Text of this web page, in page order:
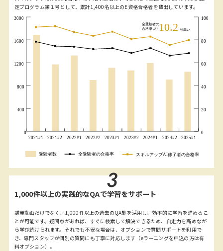
定プログラム第１号として、累計1,400名以上のE資格合格者を輩出しています。
3
1,000件以上の実践的なQAで学習をサポート
講義動画だけでなく、1,000件以上の過去のQA集を活用し、効率的に学習を進めるこ
とが可能です。疑問点があれば、すぐに検索して解決できるため、自走力を高めなが
ら学び続けられます。それでも不安な場合は、オプションで質問サポートを利用で
き、専門スタッフが個別の質問にも丁寧に対応します（eラーニングを申込の方は有
料オプション）。